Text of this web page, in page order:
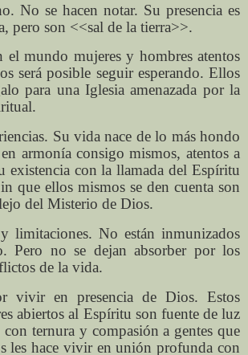
No se hacen notar. Su presencia es
pero son <<sal de la tierra>>.
el mundo mujeres y hombres atentos
será posible seguir esperando. Ellos
para una Iglesia amenazada por la
Su vida nace de lo más hondo
armonía consigo mismos, atentos a
existencia con la llamada del Espíritu
que ellos mismos se den cuenta son
del Misterio de Dios.
limitaciones. No están inmunizados
Pero no se dejan absorber por los
de la vida.
vivir en presencia de Dios. Estos
abiertos al Espíritu son fuente de luz
ternura y compasión a gentes que
les hace vivir en unión profunda con